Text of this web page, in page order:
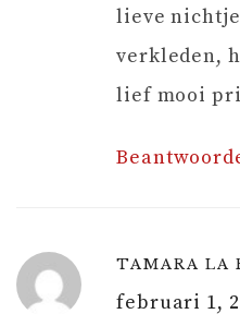
lieve
verkleden,
lief mooi
TAMARA LA
februari 1,